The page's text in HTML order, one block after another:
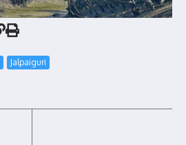
Jalpaiguri